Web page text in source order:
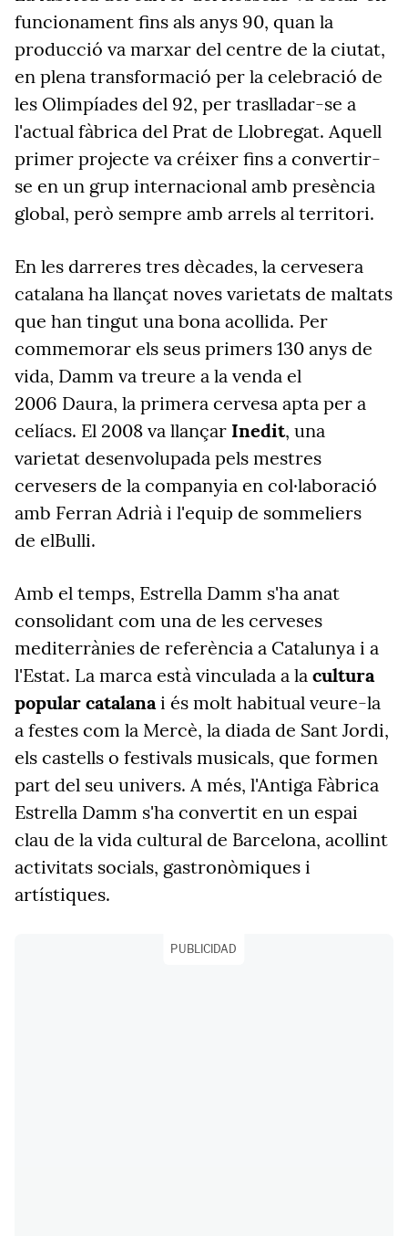
funcionament fins als anys 90, quan la
producció va marxar del centre de la ciutat,
en plena transformació per la celebració de
les Olimpíades del 92, per traslladar-se a
l'actual fàbrica del Prat de Llobregat. Aquell
primer projecte va créixer fins a convertir-
se en un grup internacional amb presència
global, però sempre amb arrels al territori.
En les darreres tres dècades, la cervesera
catalana ha llançat noves varietats de maltats
que han tingut una bona acollida. Per
commemorar els seus primers 130 anys de
vida, Damm va treure a la venda el
2006 Daura, la primera cervesa apta per a
celíacs. El 2008 va llançar Inedit, una
varietat desenvolupada pels mestres
cervesers de la companyia en col·laboració
amb Ferran Adrià i l'equip de sommeliers
de elBulli.
Amb el temps, Estrella Damm s'ha anat
consolidant com una de les cerveses
mediterrànies de referència a Catalunya i a
l'Estat. La marca està vinculada a la cultura
popular catalanai és molt habitual veure-la
a festes com la Mercè, la diada de Sant Jordi,
els castells o festivals musicals, que formen
part del seu univers. A més, l'Antiga Fàbrica
Estrella Damm s'ha convertit en un espai
clau de la vida cultural de Barcelona, acollint
activitats socials, gastronòmiques i
artístiques.
PUBLICIDAD